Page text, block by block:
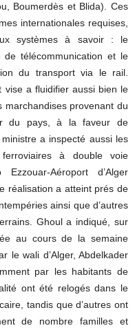
Boumerdès et Blida). Ces
internationales requises,
systèmes à savoir : le
de télécommunication et le
du transport via le rail.
vise a fluidifier aussi bien le
provenant du
du pays, à la faveur de
a inspecté aussi les
à double voie
Aéroport d’Alger
réalisation a atteint prés de
ainsi que d’autres
Ghoul a indiqué, sur
au cours de la semaine
le wali d’Alger, Abdelkader
par les habitants de
ont été relogés dans le
tandis que d’autres ont
de nombre familles et